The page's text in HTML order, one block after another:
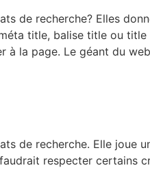
de recherche? Elles
title, balise title ou title
la page. Le géant du
de recherche. Elle joue
respecter certains